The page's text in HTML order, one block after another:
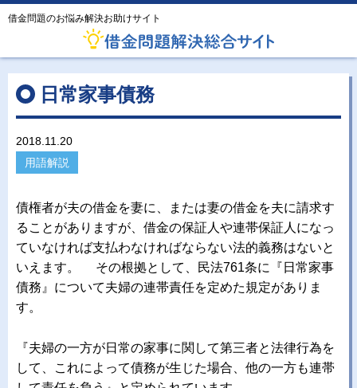
借金問題のお悩み解決お助けサイト
日常家事債務
2018.11.20
用語解説
債権者が夫の借金を妻に、または妻の借金を夫に請求す
ることがありますが、借金の保証人や連帯保証人になっ
ていなければ支払わなければならない法的義務はないと
いえます。 その根拠として、民法761条に『日常家事
債務』について夫婦の連帯責任を定めた規定がありま
す。
『夫婦の一方が日常の家事に関して第三者と法律行為を
して、これによって債務が生じた場合、他の一方も連帯